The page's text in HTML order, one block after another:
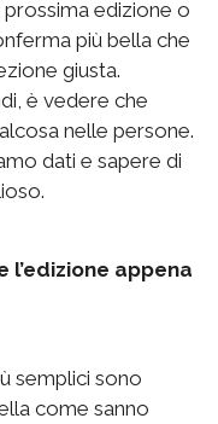
edizione o
più bella che
giusta.
è vedere che
nelle persone.
dati e sapere di
appena
semplici sono
come sanno